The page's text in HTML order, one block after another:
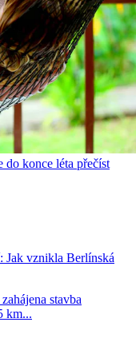
do konce léta přečíst
Jak vznikla Berlínská
stavba
km...